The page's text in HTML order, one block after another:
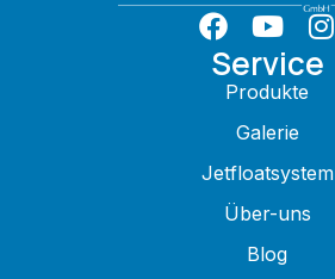
Service
Produkte
Galerie
Jetfloatsystem
Über-uns
Blog